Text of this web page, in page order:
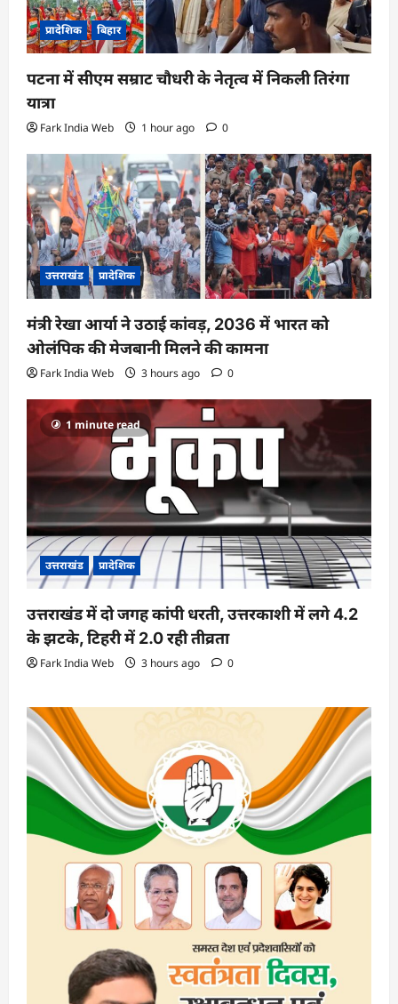
i
o प्रादेशिक बिहार
पटना में सीएम सम्राट चौधरी के नेतृत्व में निकली तिरंगा
यात्रा
Fark India Web 1 hour ago 0
उत्तराखंड प्रादेशिक
मंत्री रेखा आर्या ने उठाई कांवड़, 2036 में भारत को
ओलंपिक की मेजबानी मिलने की कामना
Fark India Web 3 hours ago 0
1 minute read
उत्तराखंड प्रादेशिक
उत्तराखंड में दो जगह कांपी धरती, उत्तरकाशी में लगे 4.2
के झटके, टिहरी में 2.0 रही तीव्रता
Fark India Web 3 hours ago 0